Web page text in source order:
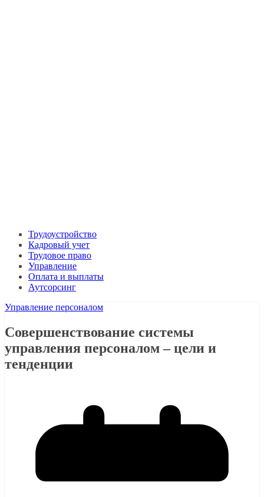
Трудоустройство
Кадровый учет
Трудовое право
Управление
Оплата и выплаты
Аутсорсинг
Управление персоналом
Совершенствование системы
управления персоналом – цели и
тенденции